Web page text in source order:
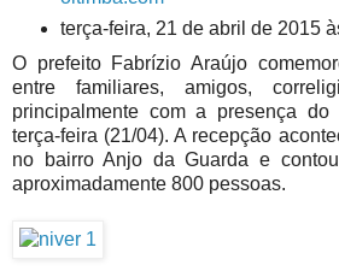
terça-feira, 21 de abril de 2015
O prefeito Fabrízio Araújo
entre familiares, amigos,
principalmente com a presença
terça-feira (21/04). A recepção
no bairro Anjo da Guarda e
aproximadamente 800 pessoas.